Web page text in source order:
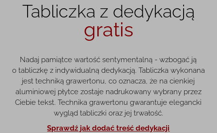
Tabliczka z dedykacją
gratis
Nadaj pamiątce wartość sentymentalną - wzbogać ją
o tabliczkę z indywidualną dedykacją. Tabliczka wykonana
jest techniką grawertonu, co oznacza, że na cienkiej
aluminiowej płytce zostaje nadrukowany wybrany przez
Ciebie tekst. Technika grawertonu gwarantuje elegancki
wygląd tabliczki oraz jej trwałość.
Sprawdź jak dodać treść dedykacji